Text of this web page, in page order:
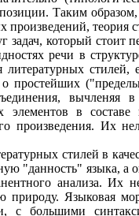
Таким
произведений, теория
задач, который стоит
речи в
литературных стилей,
простейших
элементов в
произведения. Их
стилей в
"данность" языка, а
анализа. Их
природу. Языковая
с большими